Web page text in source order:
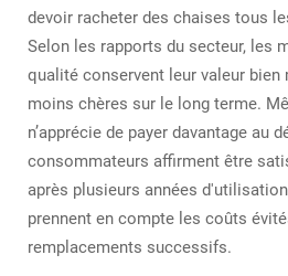
devoir racheter des chaises tous
Selon les rapports du secteur, les
qualité conservent leur valeur
moins chères sur le long terme.
n’apprécie de payer davantage au
consommateurs affirment être
après plusieurs années
prennent en compte les coûts
remplacements successifs.